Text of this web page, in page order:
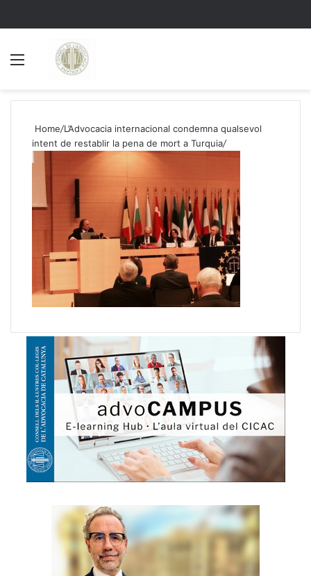
Home/L’Advocacia internacional condemna qualsevol
intent de restablir la pena de mort a Turquia/